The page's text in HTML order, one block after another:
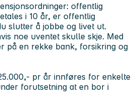
offentlig
i 10 år, er offentlig
slutter å jobbe og livet ut.
noe uventet skulle skje. Med
på en rekke bank, forsikring og
pr år innføres for enkelte
forutsetning at en bor i